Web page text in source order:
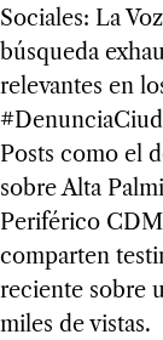
Sociales: La
búsqueda
relevantes en
Posts como el
sobre Alta
Periférico
comparten
reciente sobre
miles de vistas.